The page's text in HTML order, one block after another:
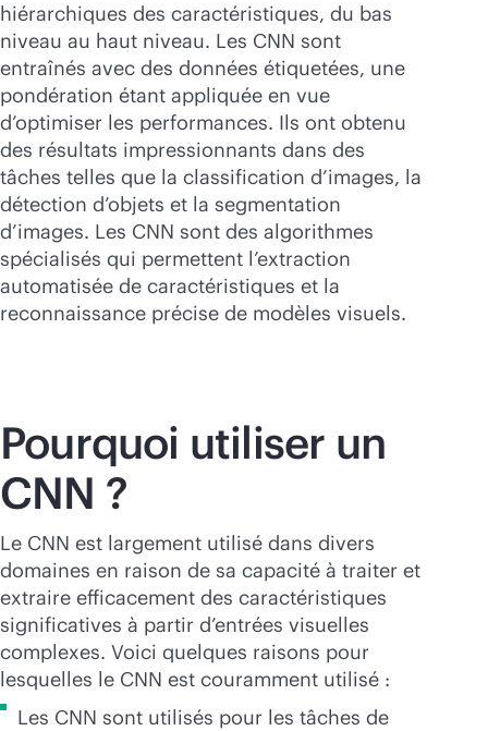
hiérarchiques des caractéristiques, du bas
niveau au haut niveau. Les CNN sont
entraînés avec des données étiquetées, une
pondération étant appliquée en vue
d’optimiser les performances. Ils ont obtenu
des résultats impressionnants dans des
tâches telles que la classification d’images, la
détection d’objets et la segmentation
d’images. Les CNN sont des algorithmes
spécialisés qui permettent l’extraction
automatisée de caractéristiques et la
reconnaissance précise de modèles visuels.
Pourquoi utiliser un
CNN ?
Le CNN est largement utilisé dans divers
domaines en raison de sa capacité à traiter et
extraire efficacement des caractéristiques
significatives à partir d’entrées visuelles
complexes. Voici quelques raisons pour
lesquelles le CNN est couramment utilisé :
Les CNN sont utilisés pour les tâches de